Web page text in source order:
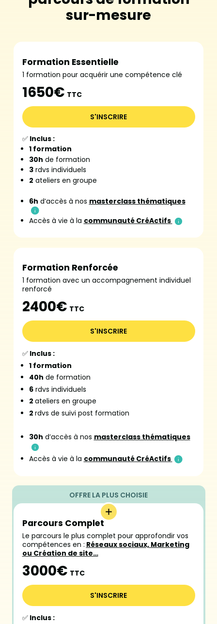
sur-mesure
Formation Essentielle
1 formation pour acquérir une compétence clé
1650€ TTC
S'INSCRIRE
✅Inclus :
1 formation
30h de formation
3rdvs individuels
2 ateliers en groupe
6h d’accès à nos masterclass thématiques
Accès à vie à la communauté CréActifs
Formation Renforcée
1 formation avec un accompagnement individuel
renforcé
2400€ TTC
S'INSCRIRE
✅Inclus :
1 formation
40h de formation
6rdvs individuels
2 ateliers en groupe
2 rdvs de suivi post formation
30h d’accès à nos masterclass thématiques
Accès à vie à la communauté CréActifs
Parcours Complet
Le parcours le plus complet pour approfondir vos
compétences en : Réseaux sociaux, Marketing
ou Création de site…
3000€ TTC
S'INSCRIRE
✅Inclus :